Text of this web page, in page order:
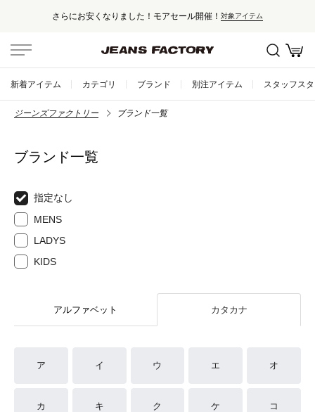
さらにお安くなりました！モアセール開催！ 対象アイテム
新着アイテム カテゴリ ブランド 別注アイテム スタッフス
ジーンズファクトリー ブランド一覧
ブランド一覧
指定なし
MENS
LADYS
KIDS
アルファベット カタカナ
ア イ ウ エ オ
カ キ ク ケ コ